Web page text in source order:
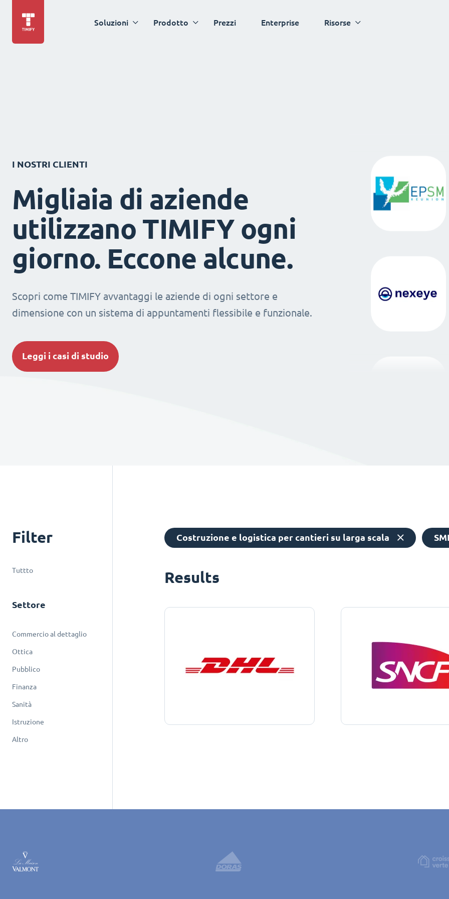
Soluzioni Prodotto Prezzi Enterprise Risorse
I NOSTRI CLIENTI
Migliaia di aziende
utilizzano TIMIFY ogni
giorno. Eccone alcune.
Scopri come TIMIFY avvantaggi le aziende di ogni settore e
dimensione con un sistema di appuntamenti flessibile e funzionale.
Leggi i casi di studio
Filter
Tuttto
Settore
Commercio al dettaglio
Ottica
Pubblico
Finanza
Sanità
Istruzione
Altro
Costruzione e logistica per cantieri su larga scala
Results